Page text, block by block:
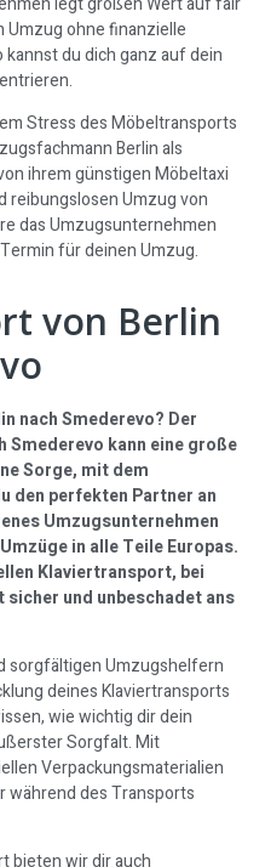
Umzug ohne finanzielle
du dich ganz auf dein
Stress des Möbeltransports
Berlin als
ihrem günstigen Möbeltaxi
reibungslosen Umzug von
das Umzugsunternehmen
für deinen Umzug.
von Berlin
nach Smederevo? Der
Smederevo kann eine große
Sorge, mit dem
den perfekten Partner an
Umzugsunternehmen
in alle Teile Europas.
Klaviertransport, bei
und unbeschadet ans
sorgfältigen Umzugshelfern
deines Klaviertransports
wie wichtig dir dein
Sorgfalt. Mit
Verpackungsmaterialien
während des Transports
bieten wir dir auch